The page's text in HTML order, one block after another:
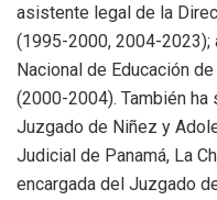
asistente legal de la
(1995-2000, 2004-
Nacional de Educación
(2000-2004). También
Juzgado de Niñez y
Judicial de Panamá, La
encargada del Juzgado